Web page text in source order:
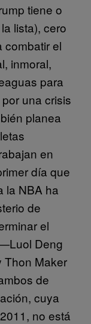
tiene o
lista), cero
combatir el
inmoral,
para
una crisis
planea
en
día que
la NBA ha
de
el
Deng
Thon Maker
de
cuya
no está